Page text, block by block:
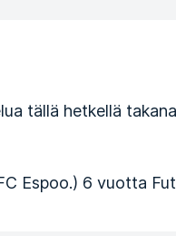
tällä hetkellä
Espoo.) 6 vuotta